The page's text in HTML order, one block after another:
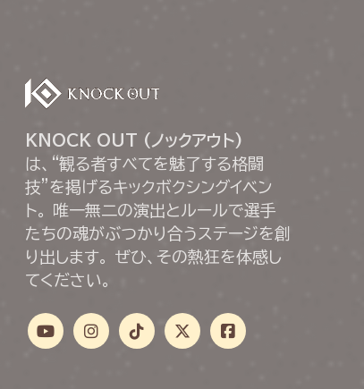
KNOCK OUT (ノックアウト)
は、“観る者すべてを魅了する格闘
技”を掲げるキックボクシングイベン
ト。 唯一無二の演出とルールで選手
たちの魂がぶつかり合うステージを創
り出します。 ぜひ、その熱狂を体感し
てください。